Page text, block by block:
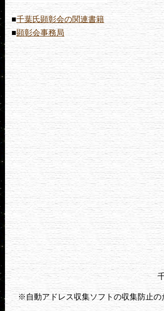
■千葉氏顕彰会の関連書籍
■顕彰会事務局
※自動アドレス収集ソフトの収集防止